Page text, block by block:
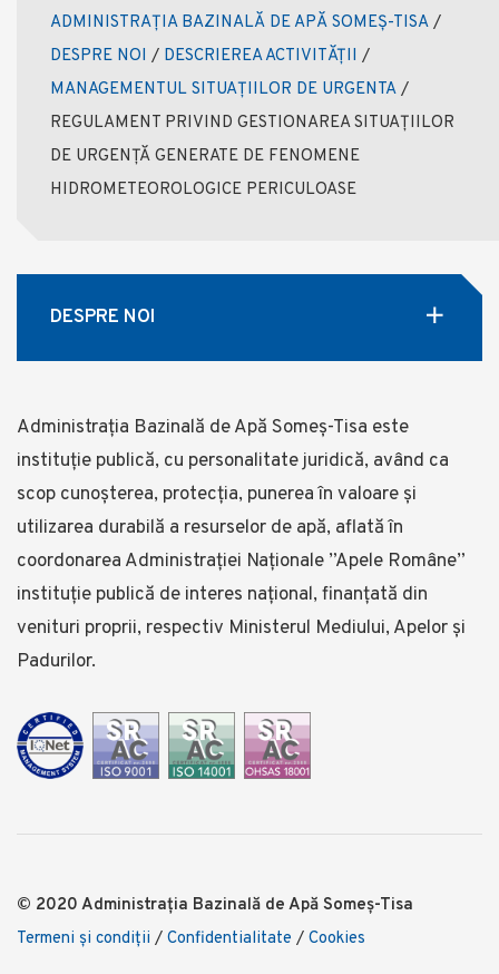
ADMINISTRAȚIA BAZINALĂ DE APĂ SOMEȘ-TISA /
DESPRE NOI / DESCRIEREA ACTIVITĂȚII /
MANAGEMENTUL SITUAȚIILOR DE URGENTA /
REGULAMENT PRIVIND GESTIONAREA SITUAȚIILOR
DE URGENȚĂ GENERATE DE FENOMENE
HIDROMETEOROLOGICE PERICULOASE
DESPRE NOI
Administrația Bazinală de Apă Someş-Tisa este
instituţie publică, cu personalitate juridică, având ca
scop cunoşterea, protecţia, punerea în valoare şi
utilizarea durabilă a resurselor de apă, aflată în
coordonarea Administraţiei Naționale ”Apele Române”
instituție publică de interes național, finanţată din
venituri proprii, respectiv Ministerul Mediului, Apelor și
Padurilor.
© 2020 Administrația Bazinală de Apă Someş-Tisa
Termeni şi condiţii / Confidentialitate / Cookies